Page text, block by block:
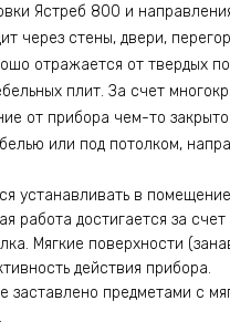
Ястреб 800 и
через стены, двери,
отражается от твердых
плит. За счет
от прибора чем-то
или под потолком,
устанавливать в
работа достигается за
Мягкие поверхности
действия прибора.
заставлено предметами с